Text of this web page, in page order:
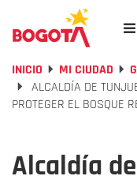
INICIO MI CIUDAD
ALCALDÍA DE
PROTEGER EL BOSQUE
Alcaldía